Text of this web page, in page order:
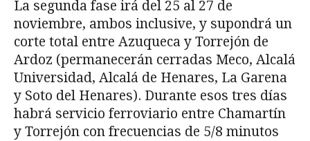
La segunda fase irá del 25 al 27 de
noviembre, ambos inclusive, y supondrá un
corte total entre Azuqueca y Torrejón de
Ardoz (permanecerán cerradas Meco, Alcalá
Universidad, Alcalá de Henares, La Garena
y Soto del Henares). Durante esos tres días
habrá servicio ferroviario entre Chamartín
y Torrejón con frecuencias de 5/8 minutos